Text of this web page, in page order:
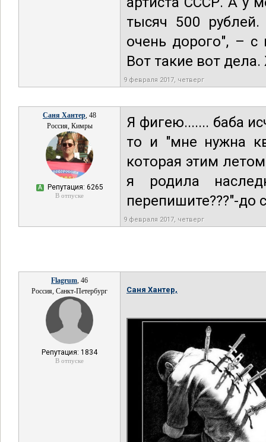
тысяч 500
очень дорого", – с
Вот такие вот
9 февраля 2017, четверг
Саня Хантер, 48
Россия, Кимры
А Репутация: 6265
В отпуске
Я фигею....... баба
то и "мне нужна
которая этим
я родила
перепишите???"-до
9 февраля 2017, четверг
Flagrum, 46
Россия, Санкт-Петербург
Репутация: 1834
В отпуске
Саня Хантер,